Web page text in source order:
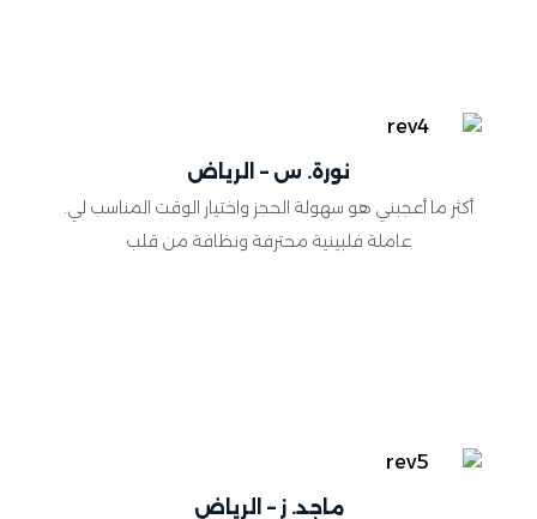
نورة. س – الرياض
أكثر ما أعجبني هو سهولة الحجز واختيار الوقت المناسب لي.
عاملة فلبينية محترفة ونظافة من قلب
ماجد. ز – الرياض